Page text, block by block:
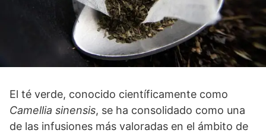
El té verde, conocido científicamente como
Camellia sinensis, se ha consolidado como una
de las infusiones más valoradas en el ámbito de